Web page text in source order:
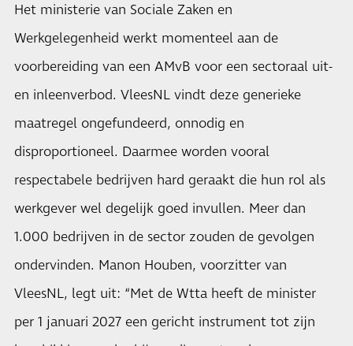
Het ministerie van Sociale Zaken en
Werkgelegenheid werkt momenteel aan de
voorbereiding van een AMvB voor een sectoraal uit-
en inleenverbod. VleesNL vindt deze generieke
maatregel ongefundeerd, onnodig en
disproportioneel. Daarmee worden vooral
respectabele bedrijven hard geraakt die hun rol als
werkgever wel degelijk goed invullen. Meer dan
1.000 bedrijven in de sector zouden de gevolgen
ondervinden. Manon Houben, voorzitter van
VleesNL, legt uit: “Met de Wtta heeft de minister
per 1 januari 2027 een gericht instrument tot zijn